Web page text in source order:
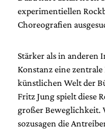
experimentiellen
Choreografien
Stärker als in anderen
Konstanz eine
künstlichen Welt der
Fritz Jung spielt diese
großer Beweglichkeit.
sozusagen die